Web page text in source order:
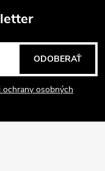
ochrany osobných
ODOBERAŤ